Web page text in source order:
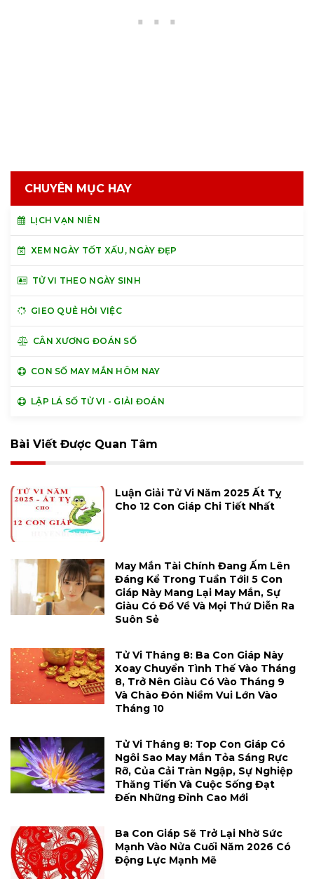
CHUYÊN MỤC HAY
LỊCH VẠN NIÊN
XEM NGÀY TỐT XẤU, NGÀY ĐẸP
TỬ VI THEO NGÀY SINH
GIEO QUẺ HỎI VIỆC
CÂN XƯƠNG ĐOÁN SỐ
CON SỐ MAY MẮN HÔM NAY
LẬP LÁ SỐ TỬ VI - GIẢI ĐOÁN
Bài Viết Được Quan Tâm
Luận Giải Tử Vi Năm 2025 Ất Tỵ
Cho 12 Con Giáp Chi Tiết Nhất
May Mắn Tài Chính Đang Ấm Lên
Đáng Kể Trong Tuần Tới! 5 Con
Giáp Này Mang Lại May Mắn, Sự
Giàu Có Đổ Về Và Mọi Thứ Diễn Ra
Suôn Sẻ
Tử Vi Tháng 8: Ba Con Giáp Này
Xoay Chuyển Tình Thế Vào Tháng
8, Trở Nên Giàu Có Vào Tháng 9
Và Chào Đón Niềm Vui Lớn Vào
Tháng 10
Tử Vi Tháng 8: Top Con Giáp Có
Ngôi Sao May Mắn Tỏa Sáng Rực
Rỡ, Của Cải Tràn Ngập, Sự Nghiệp
Thăng Tiến Và Cuộc Sống Đạt
Đến Những Đỉnh Cao Mới
Ba Con Giáp Sẽ Trở Lại Nhờ Sức
Mạnh Vào Nửa Cuối Năm 2026 Có
Động Lực Mạnh Mẽ